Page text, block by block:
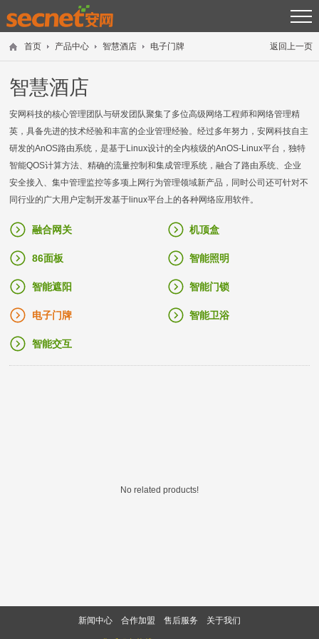
返回上一页
首页 产品中心 智慧酒店 电子门牌
智慧酒店
安网科技的核心管理团队与研发团队聚集了多位高级网络工程师和网络管理精
英，具备先进的技术经验和丰富的企业管理经验。经过多年努力，安网科技自主
研发的AnOS路由系统，是基于Linux设计的全内核级的AnOS-Linux平台，独特
智能QOS计算方法、精确的流量控制和集成管理系统，融合了路由系统、企业
安全接入、集中管理监控等多项上网行为管理领域新产品，同时公司还可针对不
同行业的广大用户定制开发基于linux平台上的各种网络应用软件。
融合网关 机顶盒
86面板 智能照明
智能遮阳 智能门锁
电子门牌 智能卫浴
智能交互
No related products!
新闻中心 合作加盟 售后服务 关于我们